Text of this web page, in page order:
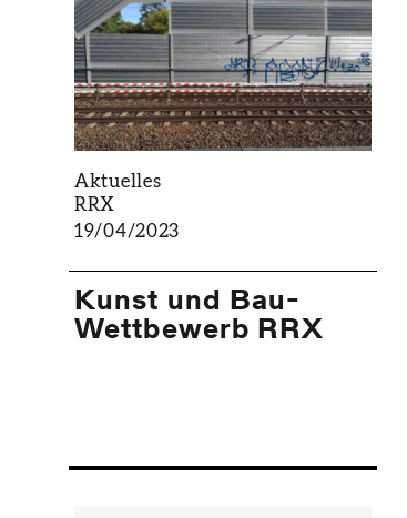
Aktuelles
RRX
19/04/2023
Kunst und Bau-
Wettbewerb RRX